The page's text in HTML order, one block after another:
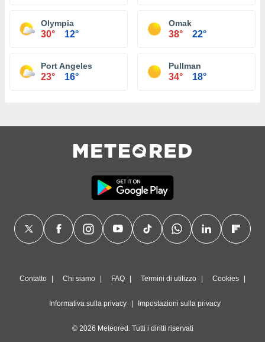
Olympia
30° 12°
Omak
38° 22°
Port Angeles
23° 16°
Pullman
34° 18°
Contatto Chi siamo FAQ Termini di utilizzo Cookies
Informativa sulla privacy Impostazioni sulla privacy
© 2026 Meteored. Tutti i diritti riservati